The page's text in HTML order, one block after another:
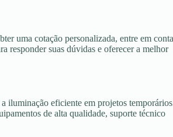
uma cotação personalizada, entre em
responder suas dúvidas e oferecer a melhor
iluminação eficiente em projetos
de alta qualidade, suporte técnico